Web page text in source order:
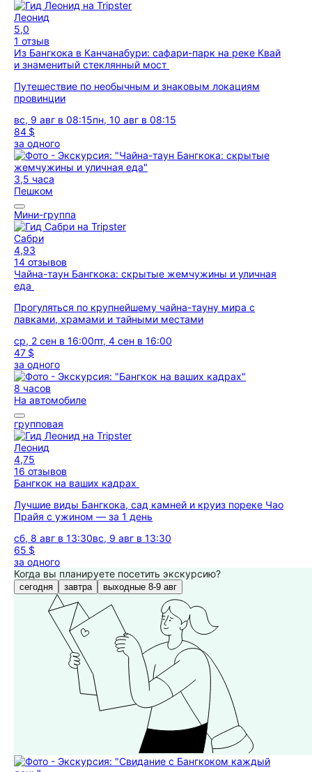
Леонид
5,0
1 отзыв
Из Бангкока в Канчанабури: сафари-парк на реке Квай
и знаменитый стеклянный мост
Путешествие по необычным и знаковым локациям
провинции
вс, 9 авг в 08:15пн, 10 авг в 08:15
84 $
за одного
3,5 часа
Пешком
Мини-группа
Сабри
4,93
14 отзывов
Чайна-таун Бангкока: скрытые жемчужины и уличная
еда
Прогуляться по крупнейшему чайна-тауну мира с
лавками, храмами и тайными местами
ср, 2 сен в 16:00пт, 4 сен в 16:00
47 $
за одного
8 часов
На автомобиле
групповая
Леонид
4,75
16 отзывов
Бангкок на ваших кадрах
Лучшие виды Бангкока, сад камней и круиз пореке Чао
Прайя c ужином — за 1 день
сб, 8 авг в 13:30вс, 9 авг в 13:30
65 $
за одного
Когда вы планируете посетить экскурсию?
сегодня завтра выходные 8-9 авг